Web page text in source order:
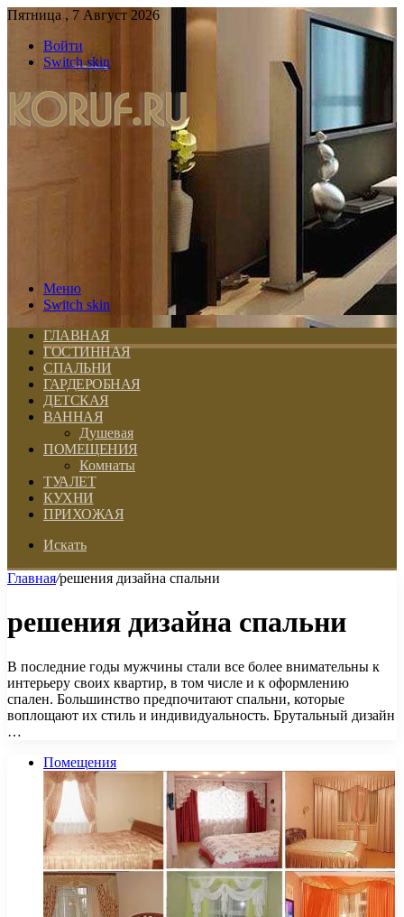
Пятница , 7 Август 2026
Войти
Switch skin
Меню
Switch skin
ГЛАВНАЯ
ГОСТИННАЯ
СПАЛЬНИ
ГАРДЕРОБНАЯ
ДЕТСКАЯ
ВАННАЯ
Душевая
ПОМЕЩЕНИЯ
Комнаты
ТУАЛЕТ
КУХНИ
ПРИХОЖАЯ
Искать
Главная/решения дизайна спальни
решения дизайна спальни
В последние годы мужчины стали все более внимательны к
интерьеру своих квартир, в том числе и к оформлению
спален. Большинство предпочитают спальни, которые
воплощают их стиль и индивидуальность. Брутальный дизайн
…
Помещения